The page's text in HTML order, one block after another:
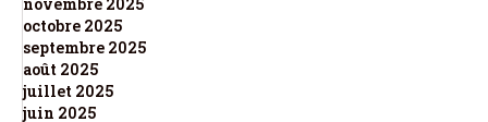
octobre 2025
septembre 2025
août 2025
juillet 2025
juin 2025